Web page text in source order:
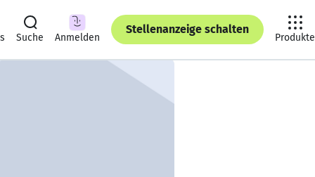
Suche Anmelden
Stellenanzeige schalten
Produkte